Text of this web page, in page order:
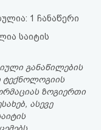
1 ჩანაწერი
საიტის
განაწილების
ტექნოლოგიის
ზოგიერთი
ასევე